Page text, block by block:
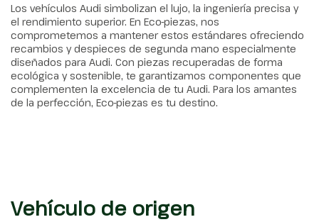
Los vehículos Audi simbolizan el lujo, la ingeniería precisa y
el rendimiento superior. En Eco-piezas, nos
comprometemos a mantener estos estándares ofreciendo
recambios y despieces de segunda mano especialmente
diseñados para Audi. Con piezas recuperadas de forma
ecológica y sostenible, te garantizamos componentes que
complementen la excelencia de tu Audi. Para los amantes
de la perfección, Eco-piezas es tu destino.
Vehículo de origen